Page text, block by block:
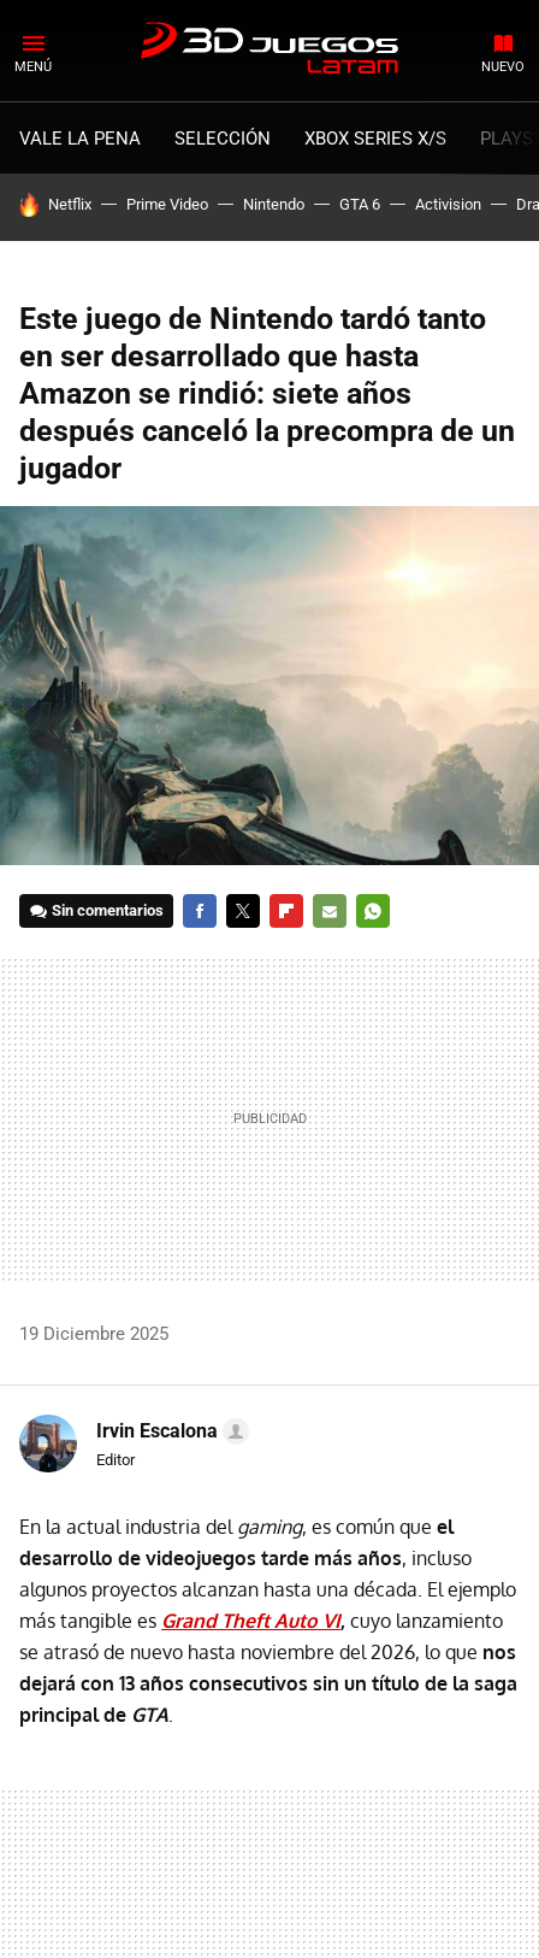
MENÚ NUEVO
VALE LA PENA SELECCIÓN XBOX SERIES X/S
HOY SE HABLA DE
Netflix Prime Video Nintendo GTA 6 Activision
Este juego de Nintendo tardó tanto
en ser desarrollado que hasta
Amazon se rindió: siete años
después canceló la precompra de un
jugador
Sin comentarios
MAIL
19 Diciembre 2025
Irvin Escalona
Editor
En la actual industria del gaming, es común que el
desarrollo de videojuegos tarde más años, incluso
algunos proyectos alcanzan hasta una década. El ejemplo
más tangible es Grand Theft Auto VI, cuyo lanzamiento
se atrasó de nuevo hasta noviembre del 2026, lo que nos
dejará con 13 años consecutivos sin un título de la saga
principal de GTA.